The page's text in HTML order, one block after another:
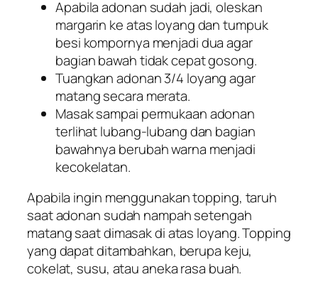
Apabila adonan sudah jadi, oleskan
margarin ke atas loyang dan tumpuk
besi kompornya menjadi dua agar
bagian bawah tidak cepat gosong.
Tuangkan adonan 3/4 loyang agar
matang secara merata.
Masak sampai permukaan adonan
terlihat lubang-lubang dan bagian
bawahnya berubah warna menjadi
kecokelatan.
Apabila ingin menggunakantopping, taruh
saat adonan sudah nampah setengah
matang saat dimasak di atas loyang.Topping
yang dapat ditambahkan, berupa keju,
cokelat, susu, atau aneka rasa buah.